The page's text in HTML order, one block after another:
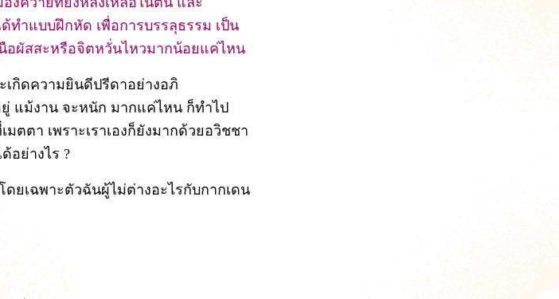
ทำแบบฝึกหัด เพื่อการบรรลุธรรม เป็น
อผัสสะหรือจิตหวั่นไหวมากน้อยแค่ไหน
กิดความยินดีปรีดาอย่างอภิ
ยู่ แม้งาน จะหนัก มากแค่ไหน ก็ทำไป
ตตา เพราะเราเองก็ยังมากด้วยอวิชชา
อย่างไร ?
ยเฉพาะตัวฉันผู้ไม่ต่างอะไรกับกากเดน